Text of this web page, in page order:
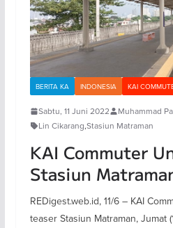
BERITA KA INDONESIA KAI
Sabtu, 11 Juni 2022
Muhammad
Lin Cikarang,Stasiun Matraman
KAI Commuter
Stasiun
REDigest.web.id, 11/6 – KAI
teaser Stasiun Matraman, Jumat